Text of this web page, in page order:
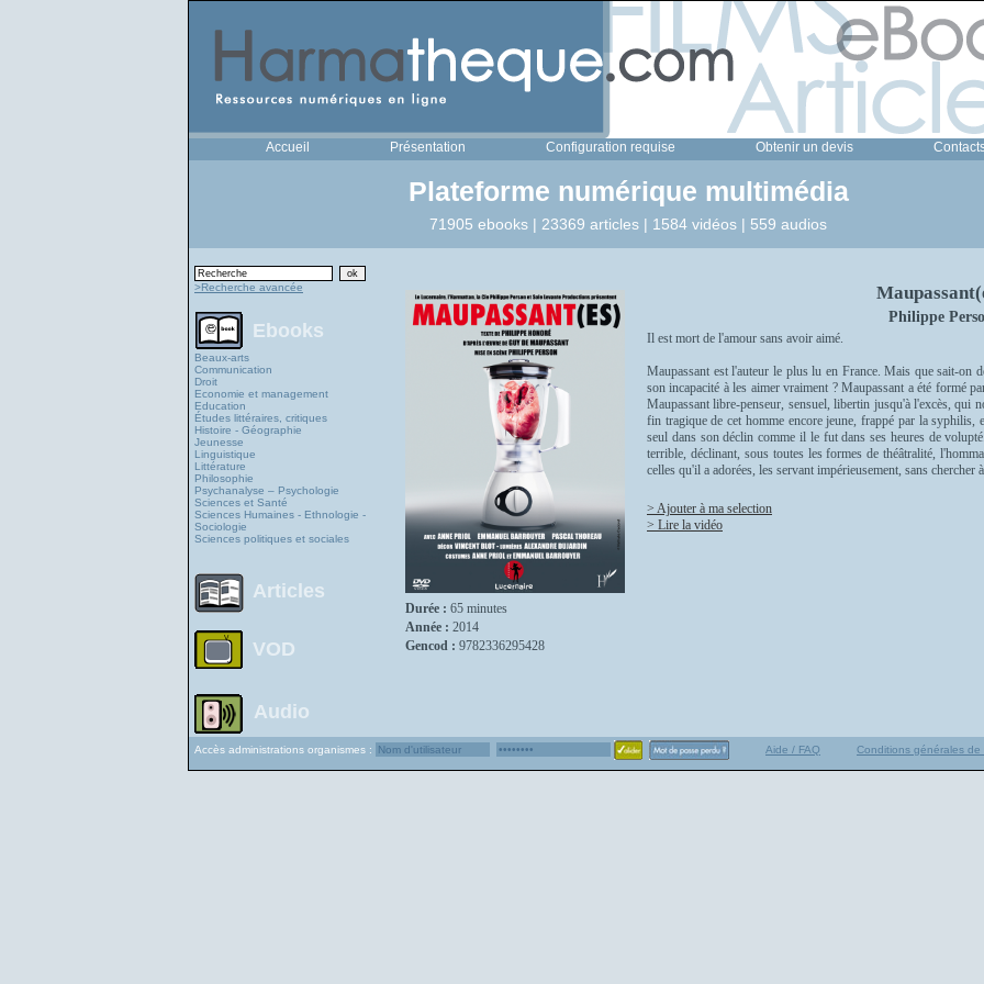
Accueil Présentation Configuration requise Obtenir un devis
Plateforme numérique multimédia
71905 ebooks | 23369 articles | 1584 vidéos | 559 audios
>Recherche avancée
Ebooks
Beaux-arts
Communication
Droit
Economie et management
Education
Études littéraires, critiques
Histoire - Géographie
Jeunesse
Linguistique
Littérature
Philosophie
Psychanalyse – Psychologie
Sciences et Santé
Sciences Humaines - Ethnologie -
Sociologie
Sciences politiques et sociales
Articles
VOD
Audio
Durée : 65 minutes
Année : 2014
Gencod : 9782336295428
Philippe
Il est mort de l'amour sans avoir aimé.
Maupassant est l'auteur le plus lu en France. Mais que sait-on
son incapacité à les aimer vraiment ? Maupassant a été formé
Maupassant libre-penseur, sensuel, libertin jusqu'à l'excès, qui
fin tragique de cet homme encore jeune, frappé par la
seul dans son déclin comme il le fut dans ses heures de
terrible, déclinant, sous toutes les formes de théâtralité,
celles qu'il a adorées, les servant impérieusement, sans chercher
> Ajouter à ma selection
> Lire la vidéo
Accès administrations organismes : Aide / FAQ Conditions générales de